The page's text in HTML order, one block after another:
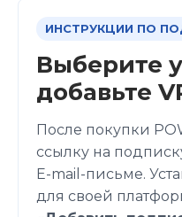
ИНСТРУКЦИИ ПО
Выберите
добавьте
После покупки
ссылку на
E-mail-письме.
для своей